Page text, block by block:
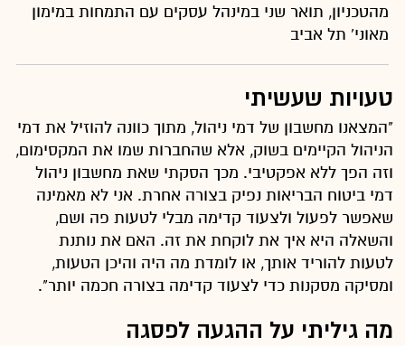
מהטכניון, תואר שני במינהל עסקים עם התמחות במימון
מאוני' תל אביב
טעויות שעשיתי
"המצאנו מחשבון של דמי ניהול, מתוך כוונה להוזיל את דמי
הניהול הקיימים בשוק, אלא שהחברות שמו את המקסימום,
וזה הפך ללא אפקטיבי. מכך הסקתי שאת מחשבון ניהול
דמי ביטוח הבריאות נפיק בצורה אחרת. אני לא מאמינה
שאפשר לפעול ולצעוד קדימה מבלי לטעות פה ושם,
והשאלה היא איך את לוקחת את זה. האם את נותנת
לטעות להוריד אותך, או לומדת מה היה והיכן הטעות,
ומסיקה מסקנות כדי לצעוד קדימה בצורה חכמה יותר".
מה גיליתי על ההגעה לפסגה